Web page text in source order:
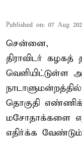
Published on: 07 Aug
சென்னை,
திராவிடர்
வெளியிட்டுள்ள
தொகுதி
மசோதாக்களை
எதிர்க்க